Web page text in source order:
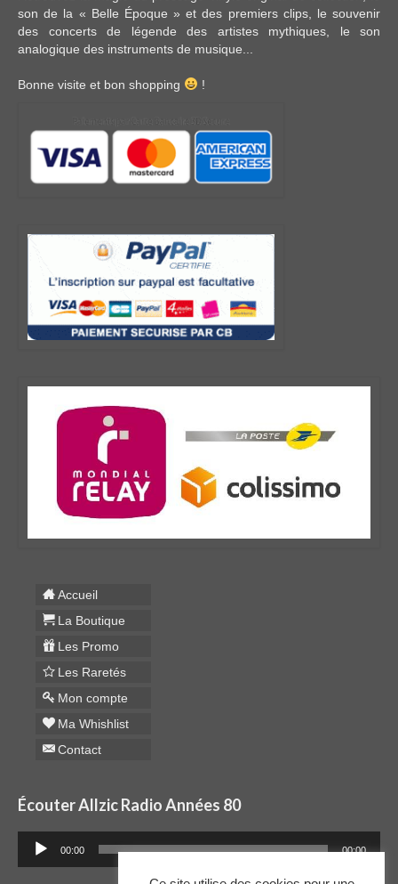
son de la « Belle Époque » et des premiers clips, le souvenir
des concerts de légende des artistes mythiques, le son
analogique des instruments de musique...
Bonne visite et bon shopping !
Accueil
La Boutique
Les Promo
Les Raretés
Mon compte
Ma Whishlist
Contact
Écouter Allzic Radio Années 80
Lecteur
audio
00:00 00:00